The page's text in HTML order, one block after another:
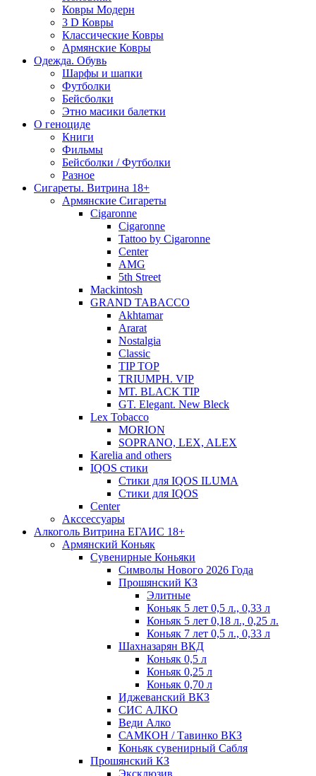
Ковры Модерн
3 D Ковры
Классические Ковры
Армянские Ковры
Одежда. Обувь
Шарфы и шапки
Футболки
Бейсболки
Этно масики балетки
О геноциде
Книги
Фильмы
Бейсболки / Футболки
Разное
Сигареты. Витрина 18+
Армянские Сигареты
Cigaronne
Cigaronne
Tattoo by Cigaronne
Center
AMG
5th Street
Mackintosh
GRAND TABACCO
Akhtamar
Ararat
Nostalgia
Classic
TIP TOP
TRIUMPH. VIP
MT. BLACK TIP
GT. Elegant. New Bleck
Lex Tobacco
MORION
SOPRANO, LEX, ALEX
Karelia and others
IQOS стики
Стики для IQOS ILUMA
Стики для IQOS
Сenter
Акссессуары
Алкоголь Витрина ЕГАИС 18+
Армянский Коньяк
Сувенирные Коньяки
Символы Нового 2026 Года
Прошянский КЗ
Элитные
Коньяк 5 лет 0,5 л., 0,33 л
Коньяк 5 лет 0,18 л., 0,25 л.
Коньяк 7 лет 0,5 л., 0,33 л
Шахназарян ВКД
Коньяк 0,5 л
Коньяк 0,25 л
Коньяк 0,70 л
Иджеванский ВКЗ
СИС АЛКО
Веди Алко
САМКОН / Тавинко ВКЗ
Коньяк сувенирный Сабля
Прошянский КЗ
Эксклюзив